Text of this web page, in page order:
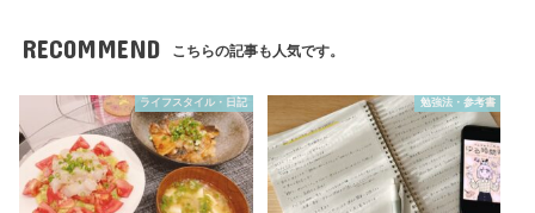
RECOMMEND こちらの記事も人気です。
ライフスタイル・日記 勉強法・参考書